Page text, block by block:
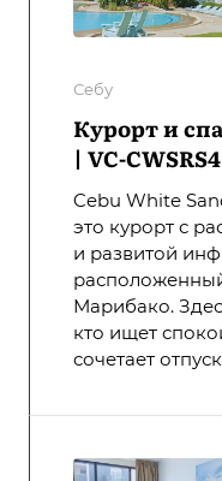
Себу
Курорт и
| VC-CWSRS4
Cebu White
это курорт с
и развитой
Марибако.
кто ищет
сочетает